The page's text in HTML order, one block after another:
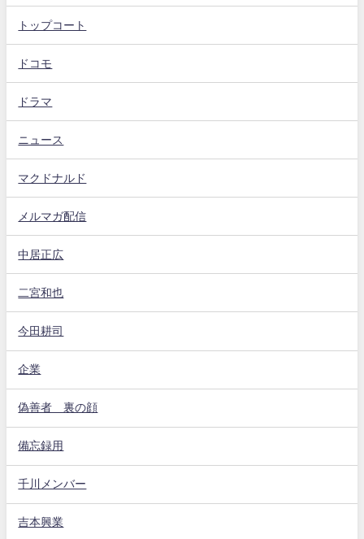
トップコート
ドコモ
ドラマ
ニュース
マクドナルド
メルマガ配信
中居正広
二宮和也
今田耕司
企業
偽善者 裏の顔
備忘録用
千川メンバー
吉本興業